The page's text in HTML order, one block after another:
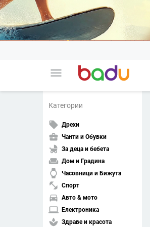
menu
Категории
local_offer Дрехи
business_center Чанти и Обувки
child_friendly За деца и бебета
weekend Дом и Градина
watch Часовници и Бижута
fitness_center Спорт
directions_car Авто & мото
laptop Електроника
spa Здраве и красота